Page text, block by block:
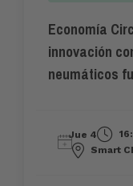
Economía
innovación
neumáticos
Jue 4
Smart